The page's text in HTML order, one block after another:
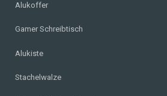
Alukoffer
Gamer Schreibtisch
Alukiste
Stachelwalze